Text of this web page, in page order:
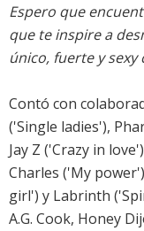
Espero que
que te inspire a
único, fuerte y sexy
Contó con
('Single ladies'),
Jay Z ('Crazy in
Charles ('My
girl') y Labrinth
A.G. Cook, Honey